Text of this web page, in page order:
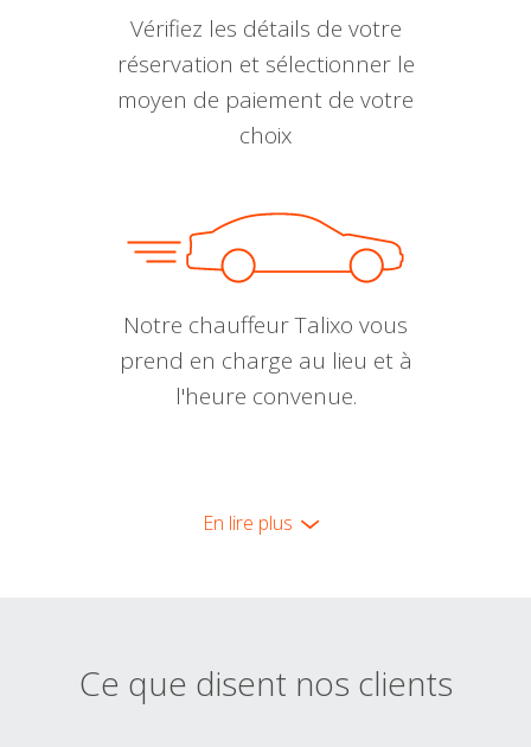
Vérifiez les détails de votre
réservation et sélectionner le
moyen de paiement de votre
choix
Notre chauffeur Talixo vous
prend en charge au lieu et à
l'heure convenue.
En lire plus
Ce que disent nos clients